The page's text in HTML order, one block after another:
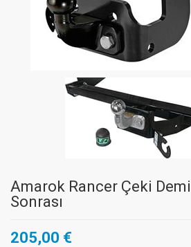
Amarok Rancer Çeki
Sonrası
205,00 €